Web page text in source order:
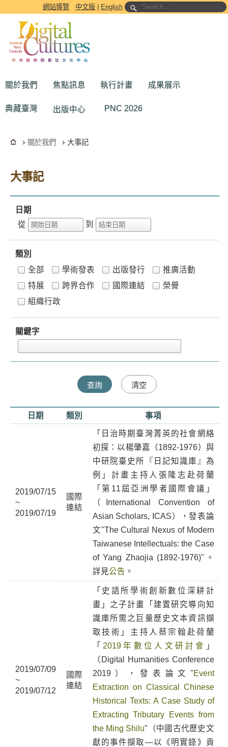
跳到主要內容區塊網站導覽 中文版 English
關於我們 焦點訊息 執行計畫 成果展示
典藏臺灣 出版中心 PNC 2026
關於我們 大事記
大事記
日期
從
到
類別
全部
學術發表 出版發行
推廣活動
特展
跨界合作 國際連結
榮譽
組織行政
關鍵字
日期 類別 事項
2019/07/15
~
2019/07/19
國際
連結
「日治時期臺灣菁英的社會網絡
初探：以楊肇嘉（1892-1976）與
中研院臺史所『日記知識庫』為
例」計畫主持人張隆志赴荷蘭
「第11屆亞洲學者國際會議」
（International Convention of
Asian Scholars, ICAS），發表論
文"The Cultural Nexus of Modern
Taiwanese Intellectuals: the Case
of Yang Zhaojia (1892-1976)"。
詳見公告 。
2019/07/09
~
2019/07/12
國際
連結
「史語所學術創新數位深耕計
畫」之子計畫「建置研究導向知
識庫所需之巨量歷史文本資訊擷
取技術」主持人蔡宗翰赴荷蘭
「 2019年數位人文研討會 」
（Digital Humanities Conference
2019），發表論文"Event
Extraction on Classical Chinese
Historical Texts: A Case Study of
Extracting Tributary Events from
the Ming Shilu"（中國古代歷史文
獻的事件擷取—以《明實錄》貢